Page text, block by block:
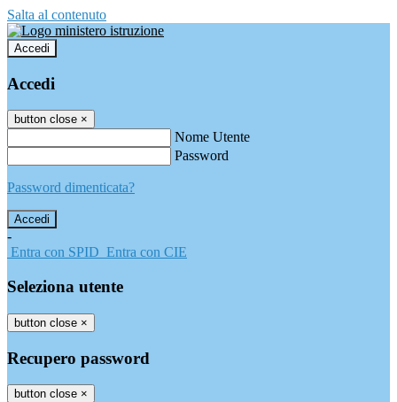
Salta al contenuto
Accedi
Accedi
button close ×
Nome Utente
Password
Password dimenticata?
-
Entra con SPID Entra con CIE
Seleziona utente
button close ×
Recupero password
button close ×